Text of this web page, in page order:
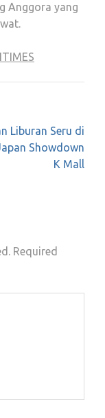
Anggora yang
Liburan Seru di
Showdown
K Mall
Required